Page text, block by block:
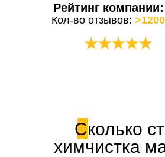
Рейтинг
Кол-во отзывов:
★★★★★
Сколько
химчистка